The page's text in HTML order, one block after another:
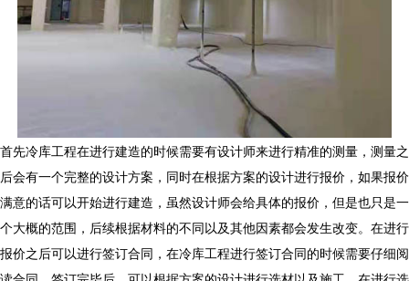
首先冷库工程在进行建造的时候需要有设计师来进行精准的测量，测量之
后会有一个完整的设计方案，同时在根据方案的设计进行报价，如果报价
满意的话可以开始进行建造，虽然设计师会给具体的报价，但是也只是一
个大概的范围，后续根据材料的不同以及其他因素都会发生改变。在进行
报价之后可以进行签订合同，在冷库工程进行签订合同的时候需要仔细阅